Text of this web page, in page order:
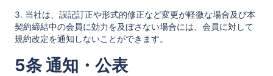
3. 当社は、誤記訂正や形式的修正など変更が軽微な場合及び本
契約締結中の会員に効力を及ぼさない場合には、会員に対して
規約改定を通知しないことができます。
5条 通知・公表